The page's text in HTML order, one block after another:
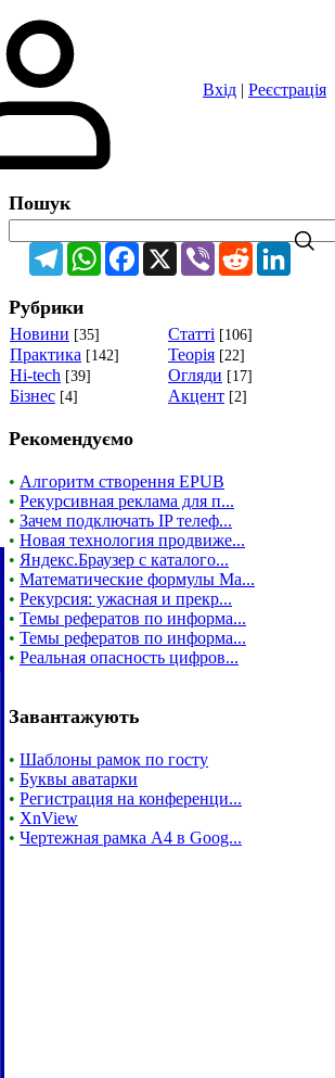
Вхід | Реєстрація
Пошук
TelegramWhatsAppFacebook
X ViberReddit
Рубрики
Новини [35] Статті [106]
Практика [142] Теорія [22]
Hi-tech [39] Огляди [17]
Бізнес [4] Акцент [2]
Рекомендуємо
• Алгоритм створення EPUB
• Рекурсивная реклама для п...
• Зачем подключать IP телеф...
• Новая технология продвиже...
• Яндекс.Браузер с каталого...
• Математические формулы Ma...
• Рекурсия: ужасная и прекр...
• Темы рефератов по информа...
• Темы рефератов по информа...
• Реальная опасность цифров...
Завантажують
• Шаблоны рамок по госту
• Буквы аватарки
• Регистрация на конференци...
• XnView
• Чертежная рамка А4 в Goog...